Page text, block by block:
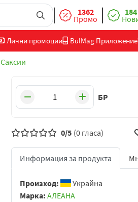
1362
Промо
184
Лични промоции BulMag Приложение
Саксии
БР
0/5 (0 гласа)
Информация за продукта
Произход:
Украйна
Марка: АЛЕАНА